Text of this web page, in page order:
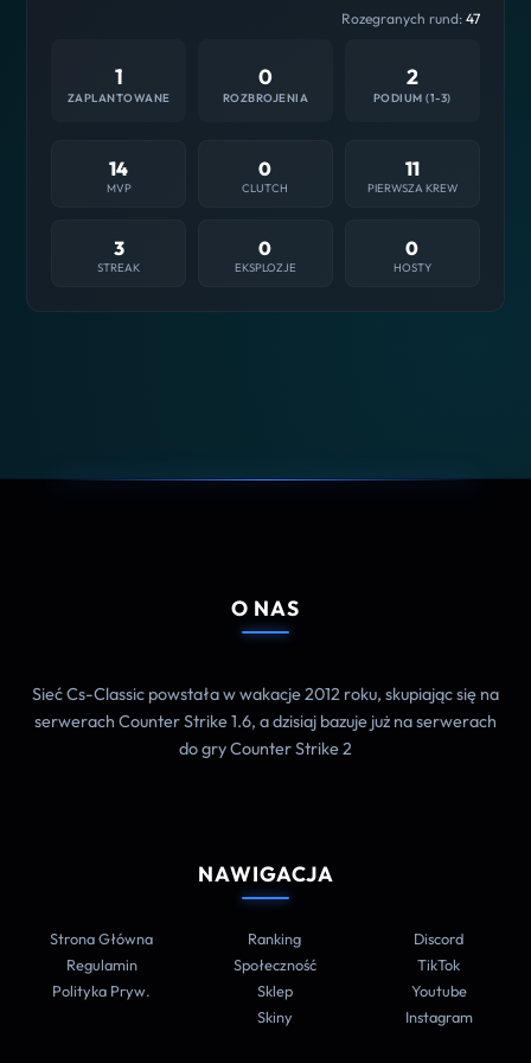
Rozegranych rund: 47
1
ZAPLANTOWANE
0
ROZBROJENIA
2
PODIUM (1-3)
14
MVP
0
CLUTCH
11
PIERWSZA KREW
3
STREAK
0
EKSPLOZJE
0
HOSTY
O NAS
Sieć Cs-Classic powstała w wakacje 2012 roku, skupiając się na
serwerach Counter Strike 1.6, a dzisiaj bazuje już na serwerach
do gry Counter Strike 2
NAWIGACJA
Strona Główna
Regulamin
Polityka Pryw.
Ranking
Społeczność
Sklep
Skiny
Discord
TikTok
Youtube
Instagram